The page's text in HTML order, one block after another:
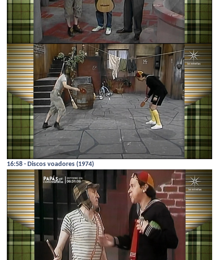
16:58 - Discos voadores (1974)